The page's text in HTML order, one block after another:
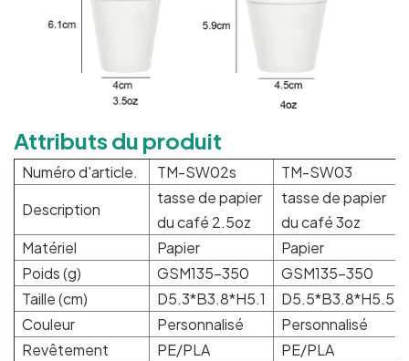
Attributs du produit
Numéro d'article. TM-SW02s
TM-SW03
Description
tasse de papier
du café 2.5oz
tasse de papier
du café 3oz
Matériel
Papier
Papier
Poids (g)
GSM135-350
GSM135-350
Taille (cm)
D5.3*B3.8*H5.1
D5.5*B3.8*H5.5
Couleur
Personnalisé
Personnalisé
Revêtement
PE/PLA
PE/PLA